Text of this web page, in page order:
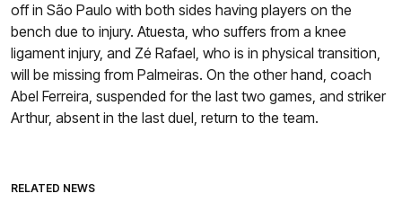
off in São Paulo with both sides having players on the
bench due to injury. Atuesta, who suffers from a knee
ligament injury, and Zé Rafael, who is in physical transition,
will be missing from Palmeiras. On the other hand, coach
Abel Ferreira, suspended for the last two games, and striker
Arthur, absent in the last duel, return to the team.
RELATED NEWS